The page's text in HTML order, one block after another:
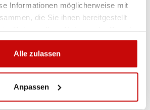
Informationen möglicherweise mit
die Sie ihnen bereitgestellt
Alle zulassen
Anpassen